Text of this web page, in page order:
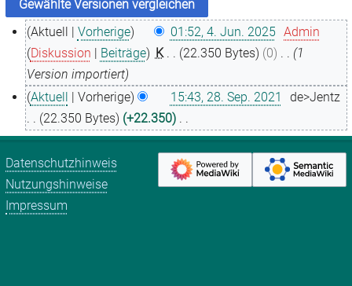
J
n
2
0
2
Aktuell Vorherige 01:52, 4. Jun. 2025 Admin
Diskussion
Beiträge K 22.350 Bytes 0
1
Version importiert
8
.
S
e
p
Aktuell Vorherige 15:43, 28. Sep. 2021
de>Jentz
22.350 Bytes
+22.350
K
e
i
n
Datenschutzhinweis
Nutzungshinweise
Impressum